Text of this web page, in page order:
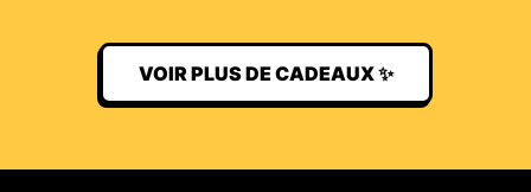
VOIR PLUS DE CADEAUX ✨